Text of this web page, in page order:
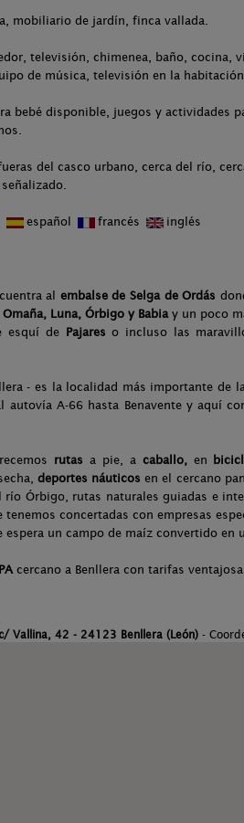
mobiliario de jardín, finca vallada.
televisión, chimenea, baño,
de música, televisión en la
bebé disponible, juegos y actividades
del casco urbano, cerca del río,
español francés inglés
al embalse de Selga de Ordás
Luna, Órbigo y Babiay un poco
esquí de Pajares o incluso las
- es la localidad más importante de
autovía A-66 hasta Benavente y aquí
rutas a pie, a caballo,en
deportes náuticos en el cercano
Órbigo, rutas naturales guiadas e
concertadas con empresas
espera un campo de maíz convertido en
cercano a Benllera con tarifas
Vallina, 42 - 24123 Benllera (León)-